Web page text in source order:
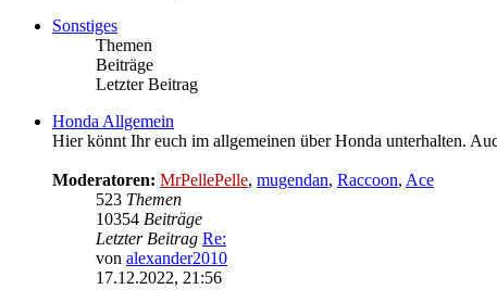
Sonstiges
Themen
Beiträge
Letzter Beitrag
Honda Allgemein
Hier könnt Ihr euch im allgemeinen über Honda unterhalten.
Moderatoren: MrPellePelle, mugendan, Raccoon, Ace
523 Themen
10354 Beiträge
Letzter Beitrag Re:
von alexander2010
17.12.2022, 21:56